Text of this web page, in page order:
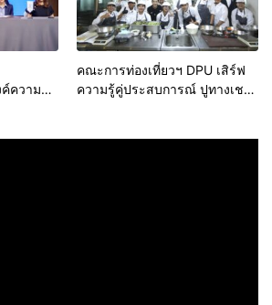
ความรู้
คณะการท่องเที่ยวฯ DPU เสิร์ฟ
ความรู้คู่ประสบการณ์ ปูทางเชฟ